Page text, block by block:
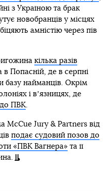
з Україною та брак
новобранців у місцях
амністію через пів
кілька разів
в Попасній, де в серпні
базу найманців. Окрім
і вʼязницях, де
до ПВК.
McCue Jury & Partners від
подає судовий позов до
«ПВК Вагнера»та її